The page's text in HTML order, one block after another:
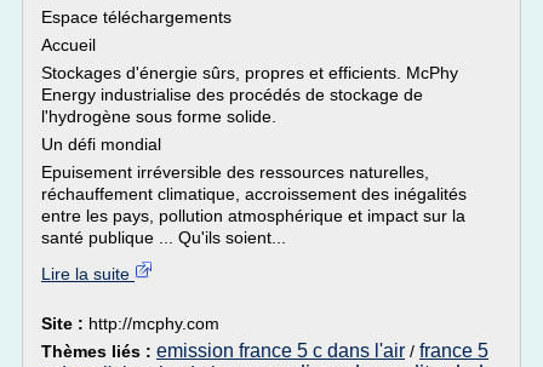
Espace téléchargements
Accueil
Stockages d'énergie sûrs, propres et efficients. McPhy
Energy industrialise des procédés de stockage de
l'hydrogène sous forme solide.
Un défi mondial
Epuisement irréversible des ressources naturelles,
réchauffement climatique, accroissement des inégalités
entre les pays, pollution atmosphérique et impact sur la
santé publique ... Qu'ils soient...
Lire la suite
Site : http://mcphy.com
Thèmes liés : emission france 5 c dans l'air / france 5